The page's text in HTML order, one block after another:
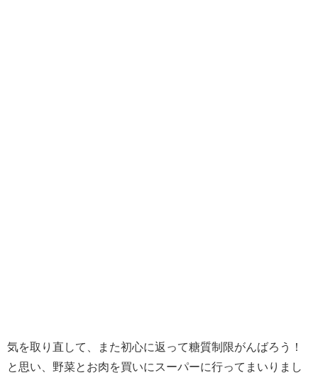
気を取り直して、また初心に返って糖質制限がんばろう！
と思い、野菜とお肉を買いにスーパーに行ってまいりまし